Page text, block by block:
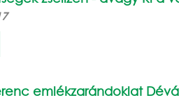
emlékzarándoklat